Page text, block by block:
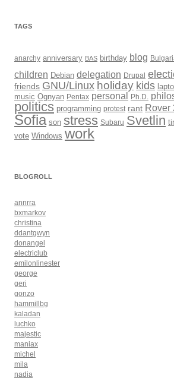
TAGS
anarchy anniversary BAS birthday blog
children Debian delegation Drupal
friends GNU/Linux holiday kids
music Ognyan Pentax personal Ph.D.
politics programming protest rant Rover
Sofia son stress Subaru Svetlin
vote Windows work
BLOGROLL
annrra
bxmarkov
christina
ddantgwyn
donangel
electriclub
emilonlinester
george
geri
gonzo
hammillbg
kaladan
luchko
majestic
maniax
michel
mila
nadia